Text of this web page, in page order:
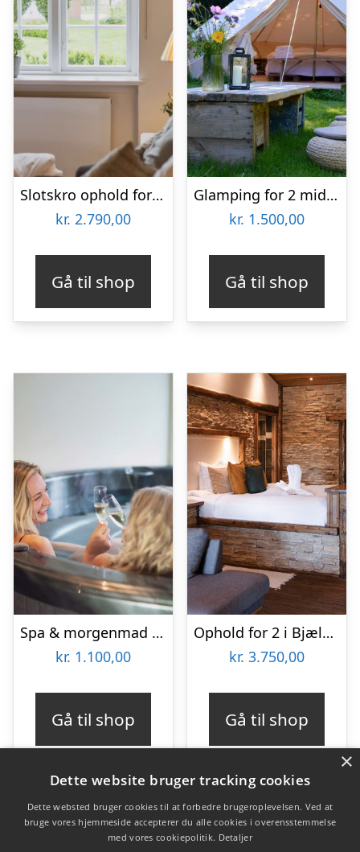
Slotskro ophold for 2 på Schackenborg Slotskro
kr. 2.790,00
Gå til shop
Glamping for 2 midt i Langelands smukke natur hos Littlest
kr. 1.500,00
Gå til shop
Spa & morgenmad for 2 hos Hotel BramslevGaard
kr. 1.100,00
Gå til shop
Ophold for 2 i Bjælkesuite hos Ribehøj
kr. 3.750,00
Gå til shop
Varekategorier
×
Dette website bruger tracking cookies
Dette websted bruger cookies til at forbedre brugeroplevelsen. Ved at
bruge vores hjemmeside accepterer du alle cookies i overensstemmelse
med vores cookiepolitik. Detaljer